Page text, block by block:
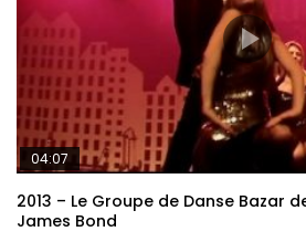
04:07
2013 – Le Groupe de Danse Bazar
James Bond